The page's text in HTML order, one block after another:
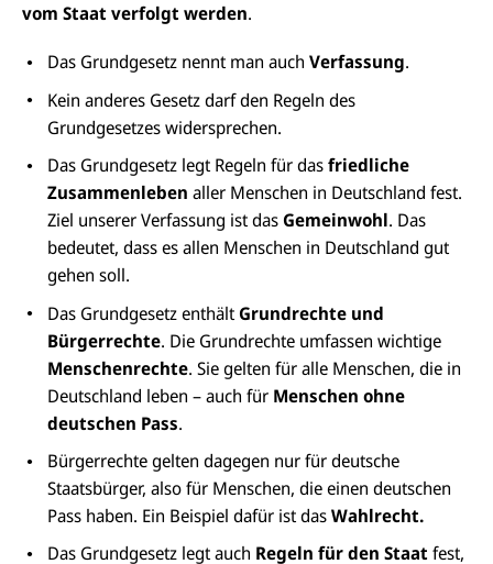
vom Staat verfolgt werden.
Das Grundgesetz nennt man auch Verfassung.
Kein anderes Gesetz darf den Regeln des
Grundgesetzes widersprechen.
Das Grundgesetz legt Regeln für dasfriedliche
Zusammenleben aller Menschen in Deutschland fest.
Ziel unserer Verfassung ist das Gemeinwohl. Das
bedeutet, dass es allen Menschen in Deutschland gut
gehen soll.
Das Grundgesetz enthält Grundrechte und
Bürgerrechte. Die Grundrechte umfassen wichtige
Menschenrechte. Sie gelten für alle Menschen, die in
Deutschland leben – auch für Menschen ohne
deutschen Pass.
Bürgerrechte gelten dagegen nur für deutsche
Staatsbürger, also für Menschen, die einen deutschen
Pass haben. Ein Beispiel dafür ist dasWahlrecht.
Das Grundgesetz legt auch Regeln für den Staat fest,